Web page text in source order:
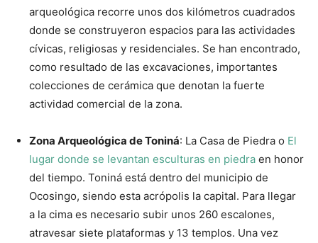
arqueológica recorre unos dos kilómetros cuadrados
donde se construyeron espacios para las actividades
cívicas, religiosas y residenciales. Se han encontrado,
como resultado de las excavaciones, importantes
colecciones de cerámica que denotan la fuerte
actividad comercial de la zona.
Zona Arqueológica de Toniná: La Casa de Piedra o El
lugar donde se levantan esculturas en piedra en honor
del tiempo. Toniná está dentro del municipio de
Ocosingo, siendo esta acrópolis la capital. Para llegar
a la cima es necesario subir unos 260 escalones,
atravesar siete plataformas y 13 templos. Una vez